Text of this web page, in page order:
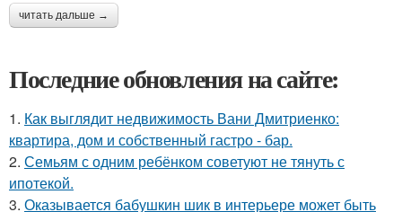
читать дальше →
Последние обновления на сайте:
1. Как выглядит недвижимость Вани Дмитриенко:
квартира, дом и собственный гастро - бар.
2. Семьям с одним ребёнком советуют не тянуть с
ипотекой.
3. Оказывается бабушкин шик в интерьере может быть